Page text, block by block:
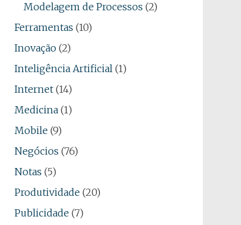
Modelagem de Processos (2)
Ferramentas (10)
Inovação(2)
Inteligência Artificial(1)
Internet(14)
Medicina(1)
Mobile (9)
Negócios (76)
Notas (5)
Produtividade (20)
Publicidade (7)